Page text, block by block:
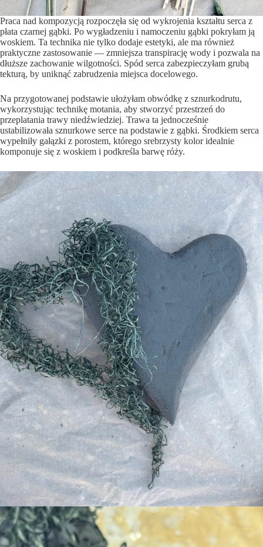
Praca nad kompozycją rozpoczęła się od wykrojenia kształtu serca z
płata czarnej gąbki. Po wygładzeniu i namoczeniu gąbki pokryłam ją
woskiem. Ta technika nie tylko dodaje estetyki, ale ma również
praktyczne zastosowanie — zmniejsza transpirację wody i pozwala na
dłuższe zachowanie wilgotności. Spód serca zabezpieczyłam grubą
tekturą, by uniknąć zabrudzenia miejsca docelowego.
Na przygotowanej podstawie ułożyłam obwódkę z sznurkodrutu,
wykorzystując technikę motania, aby stworzyć przestrzeń do
przeplatania trawy niedźwiedziej. Trawa ta jednocześnie
ustabilizowała sznurkowe serce na podstawie z gąbki. Środkiem serca
wypełniły gałązki z porostem, którego srebrzysty kolor idealnie
komponuje się z woskiem i podkreśla barwę róży.